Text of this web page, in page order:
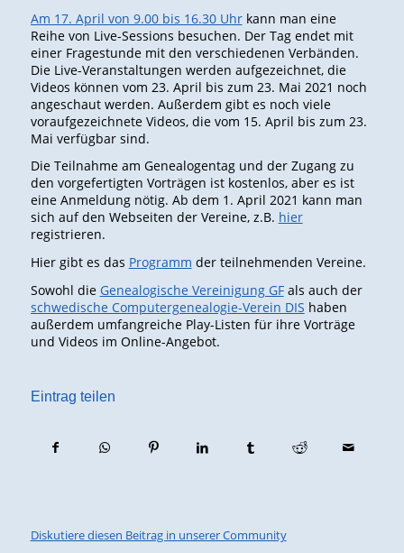
Am 17. April von 9.00 bis 16.30 Uhrkann man eine
Reihe von Live-Sessions besuchen. Der Tag endet mit
einer Fragestunde mit den verschiedenen Verbänden.
Die Live-Veranstaltungen werden aufgezeichnet, die
Videos können vom 23. April bis zum 23. Mai 2021 noch
angeschaut werden. Außerdem gibt es noch viele
voraufgezeichnete Videos, die vom 15. April bis zum 23.
Mai verfügbar sind.
Die Teilnahme am Genealogentag und der Zugang zu
den vorgefertigten Vorträgen ist kostenlos, aber es ist
eine Anmeldung nötig. Ab dem 1. April 2021 kann man
sich auf den Webseiten der Vereine, z.B. hier
registrieren.
Hier gibt es das Programm der teilnehmenden Vereine.
Sowohl die Genealogische Vereinigung GFals auch der
schwedische Computergenealogie-Verein DIS haben
außerdem umfangreiche Play-Listen für ihre Vorträge
und Videos im Online-Angebot.
Eintrag teilen
Diskutiere diesen Beitrag in unserer Community